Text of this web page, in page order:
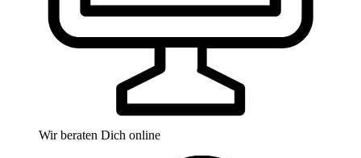
Wir beraten Dich online